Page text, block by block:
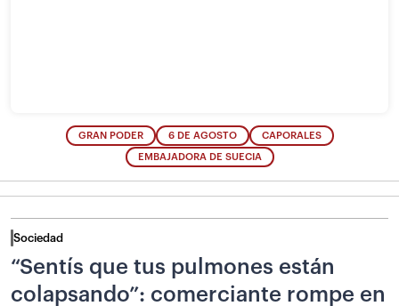
GRAN PODER 6 DE AGOSTO CAPORALES
EMBAJADORA DE SUECIA
Sociedad
“Sentís que tus pulmones están
colapsando”: comerciante rompe en